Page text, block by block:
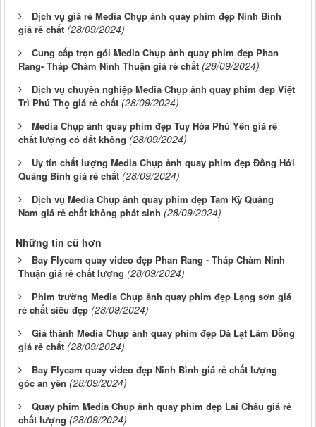
Dịch vụ giá rẻ Media Chụp ảnh quay phim đẹp Ninh Bình
giá rẻ chất (28/09/2024)
Cung cấp trọn gói Media Chụp ảnh quay phim đẹp Phan
Rang- Tháp Chàm Ninh Thuận giá rẻ chất (28/09/2024)
Dịch vụ chuyên nghiệp Media Chụp ảnh quay phim đẹp Việt
Trì Phú Thọ giá rẻ chất (28/09/2024)
Media Chụp ảnh quay phim đẹp Tuy Hòa Phú Yên giá rẻ
chất lượng có đắt không (28/09/2024)
Uy tín chất lượng Media Chụp ảnh quay phim đẹp Đồng Hới
Quảng Bình giá rẻ chất (28/09/2024)
Dịch vụ Media Chụp ảnh quay phim đẹp Tam Kỳ Quảng
Nam giá rẻ chất không phát sinh (28/09/2024)
Những tin cũ hơn
Bay Flycam quay video đẹp Phan Rang - Tháp Chàm Ninh
Thuận giá rẻ chất lượng (28/09/2024)
Phim trường Media Chụp ảnh quay phim đẹp Lạng sơn giá
rẻ chất siêu đẹp (28/09/2024)
Giá thành Media Chụp ảnh quay phim đẹp Đà Lạt Lâm Đồng
giá rẻ chất (28/09/2024)
Bay Flycam quay video đẹp Ninh Bình giá rẻ chất lượng
góc an yên (28/09/2024)
Quay phim Media Chụp ảnh quay phim đẹp Lai Châu giá rẻ
chất lượng (28/09/2024)